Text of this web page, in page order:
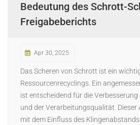
italiano
العربية
日本語
Bedeutung des Schrott-
Freigabeberichts
Apr 30, 2025
Das Scheren von Schrott ist ein
Ressourcenrecyclings. Ein
ist entscheidend für die Verbesserung
und der Verarbeitungsqualität. Dieser
mit dem Einfluss des